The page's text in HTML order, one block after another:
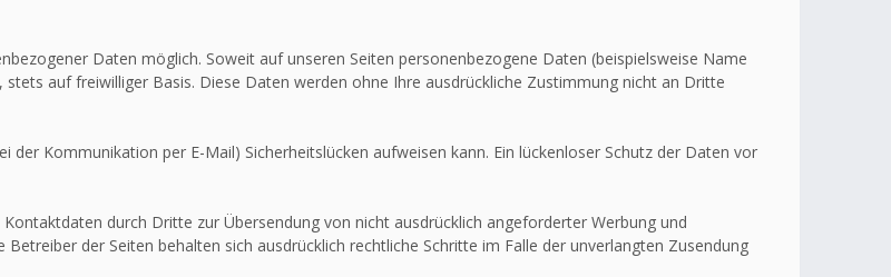
Daten möglich. Soweit auf unseren Seiten personenbezogene Daten (beispielsweise Name
auf freiwilliger Basis. Diese Daten werden ohne Ihre ausdrückliche Zustimmung nicht an Dritte
Kommunikation per E-Mail) Sicherheitslücken aufweisen kann. Ein lückenloser Schutz der Daten vor
durch Dritte zur Übersendung von nicht ausdrücklich angeforderter Werbung und
der Seiten behalten sich ausdrücklich rechtliche Schritte im Falle der unverlangten Zusendung